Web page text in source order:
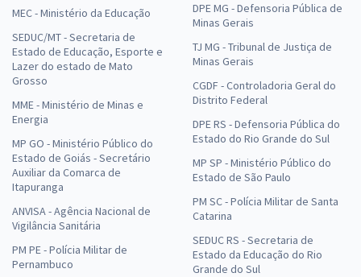
MEC - Ministério da Educação
SEDUC/MT - Secretaria de
Estado de Educação, Esporte e
Lazer do estado de Mato
Grosso
MME - Ministério de Minas e
Energia
MP GO - Ministério Público do
Estado de Goiás - Secretário
Auxiliar da Comarca de
Itapuranga
ANVISA - Agência Nacional de
Vigilância Sanitária
PM PE - Polícia Militar de
Pernambuco
DPE MG - Defensoria Pública de
Minas Gerais
TJ MG - Tribunal de Justiça de
Minas Gerais
CGDF - Controladoria Geral do
Distrito Federal
DPE RS - Defensoria Pública do
Estado do Rio Grande do Sul
MP SP - Ministério Público do
Estado de São Paulo
PM SC - Polícia Militar de Santa
Catarina
SEDUC RS - Secretaria de
Estado da Educação do Rio
Grande do Sul